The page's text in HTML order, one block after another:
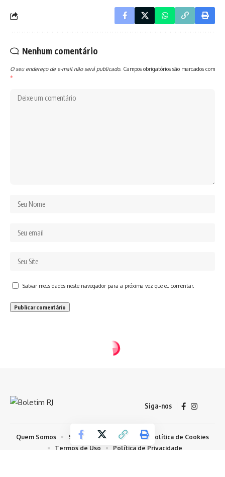
Nenhum comentário
O seu endereço de e-mail não será publicado. Campos obrigatórios são marcados com
*
Salvar meus dados neste navegador para a próxima vez que eu comentar.
Siga-nos
Quem Somos Sobre Nosso Conteúdo
Política de Cookies
Termos de Uso
Política de Privacidade